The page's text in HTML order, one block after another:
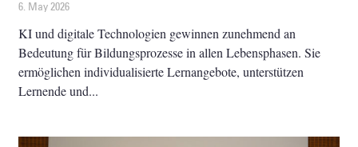
6. May 2026
KI und digitale Technologien gewinnen zunehmend an
Bedeutung für Bildungsprozesse in allen Lebensphasen. Sie
ermöglichen individualisierte Lernangebote, unterstützen
Lernende und